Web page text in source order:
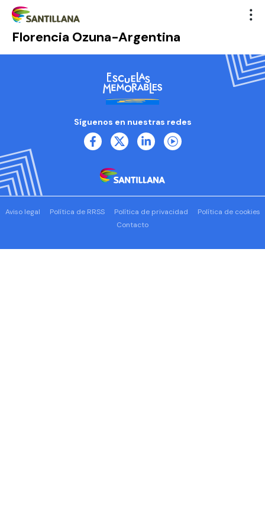
Florencia Ozuna-Argentina
Síguenos en nuestras redes
Aviso legal Política de RRSS Política de privacidad
Política de cookies
Contacto